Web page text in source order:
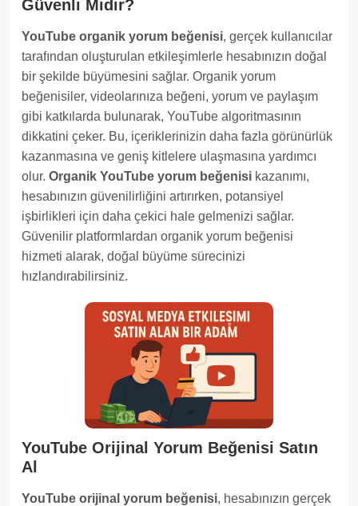
Güvenli Midir?
YouTube organik yorum beğenisi, gerçek kullanıcılar
tarafından oluşturulan etkileşimlerle hesabınızın doğal
bir şekilde büyümesini sağlar. Organik yorum
beğenisiler, videolarınıza beğeni, yorum ve paylaşım
gibi katkılarda bulunarak, YouTube algoritmasının
dikkatini çeker. Bu, içeriklerinizin daha fazla görünürlük
kazanmasına ve geniş kitlelere ulaşmasına yardımcı
olur. Organik YouTube yorum beğenisi kazanımı,
hesabınızın güvenilirliğini artırırken, potansiyel
işbirlikleri için daha çekici hale gelmenizi sağlar.
Güvenilir platformlardan organik yorum beğenisi
hizmeti alarak, doğal büyüme sürecinizi
hızlandırabilirsiniz.
YouTube Orijinal Yorum Beğenisi Satın
Al
YouTube orijinal yorum beğenisi, hesabınızın gerçek